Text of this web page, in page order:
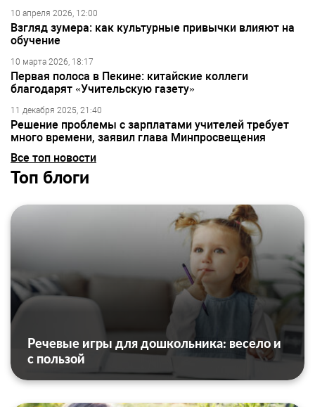
10 апреля 2026, 12:00
Взгляд зумера: как культурные привычки влияют на
обучение
10 марта 2026, 18:17
Первая полоса в Пекине: китайские коллеги
благодарят «Учительскую газету»
11 декабря 2025, 21:40
Решение проблемы с зарплатами учителей требует
много времени, заявил глава Минпросвещения
Все топ новости
Топ блоги
Речевые игры для дошкольника: весело и
с пользой